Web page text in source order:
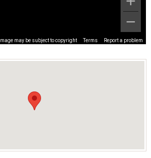
Image may be subject to copyright Terms Report a problem